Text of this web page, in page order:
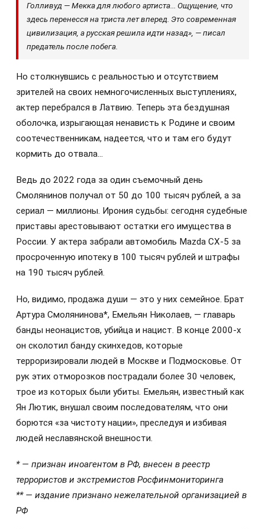
Голливуд — Мекка для любого артиста... Ощущение, что
здесь перенесся на триста лет вперед. Это современная
цивилизация, а русская решила идти назад», — писал
предатель после побега.
Но столкнувшись с реальностью и отсутствием
зрителей на своих немногочисленных выступлениях,
актер перебрался в Латвию. Теперь эта бездушная
оболочка, изрыгающая ненависть к Родине и своим
соотечественникам, надеется, что и там его будут
кормить до отвала...
Ведь до 2022 года за один съемочный день
Смолянинов получал от 50 до 100 тысяч рублей, а за
сериал — миллионы. Ирония судьбы: сегодня судебные
приставы арестовывают остатки его имущества в
России. У актера забрали автомобиль Mazda СХ-5 за
просроченную ипотеку в 100 тысяч рублей и штрафы
на 190 тысяч рублей.
Но, видимо, продажа души — это у них семейное. Брат
Артура Смолянинова*, Емельян Николаев, — главарь
банды неонацистов, убийца и нацист. В конце 2000-х
он сколотил банду скинхедов, которые
терроризировали людей в Москве и Подмосковье. От
рук этих отморозков пострадали более 30 человек,
трое из которых были убиты. Емельян, известный как
Ян Лютик, внушал своим последователям, что они
борются «за чистоту нации», преследуя и избивая
людей неславянской внешности.
* — признан иноагентом в РФ, внесен в реестр
террористов и экстремистов Росфинмониторинга
** — издание признано нежелательной организацией в
РФ